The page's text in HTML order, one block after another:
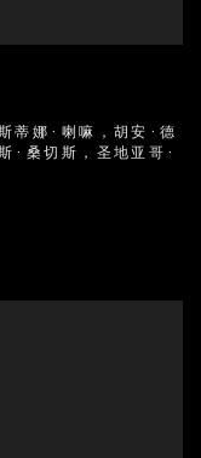
蒂娜·喇嘛，胡安·德
·桑切斯，圣地亚哥·